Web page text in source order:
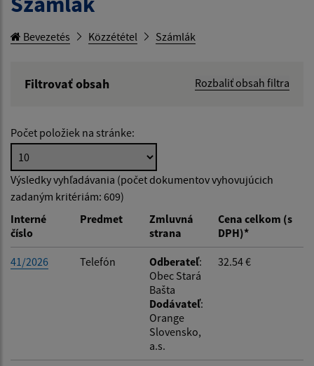
Bevezetés Közzététel Számlák
Filtrovať obsah
Rozbaliť obsah filtra
Hľadať v:
Typ dátumu:
Dátum od:
Počet položiek na stránke:
Výsledky vyhľadávania (počet dokumentov vyhovujúcich
zadaným kritériám: 609)
Interné
číslo
Predmet
Zmluvná
strana
Cena celkom (s
DPH)*
41/2026 Telefón Odberateľ:
Obec Stará
Bašta
Dodávateľ:
Orange
Slovensko,
a.s.
32.54 €